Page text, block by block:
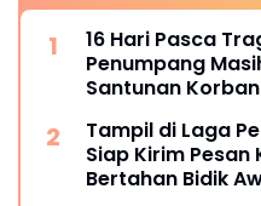
16 Hari Pasca
Penumpang
Santunan
Tampil di Laga
Siap Kirim
Bertahan Bidik